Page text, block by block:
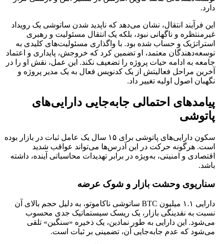
دارد.
این فرآیند انتقال، نشان می‌دهد که ناپدید شدن ساتوشی یک رویداد
غیرمنتظره و ناگهانی نبود، بلکه یک انتقال مسئولیت و رهبری
استراتژیک و حساب شده بود. با واگذاری مسئولیت‌های کلیدی به
توسعه‌دهندگان معتمد، او تضمین کرد که خروجش، پایداری و اعتماد
جامعه به ادامه حیات پروژه را تضعیف نکند. این عمل، نقش او را در
آخرین مراحل فعالیتش از یک کدنویس فعال به یک مدیر پروژه و
نگهبان اصول اولیه تغییر داد.
پیامدهای احتمالی جابه‌جایی دارایی‌های
پاتوشی
سکون دارایی‌های پاتوشی برای ۱۵ سال یک عامل ثبات در بازار بوده
است. هرگونه حرکت در این آدرس‌ها می‌تواند عواقب شدید
اقتصادی و امنیتی، به‌ویژه در برابر تهدیدات محاسباتی آینده، داشته
باشد.
سناریوی وحشت بازار و شوک عرضه
دارایی ۱.۱ میلیون BTC ساتوشی ناکاموتو، به دلیل حجم بالای آن
نسبت به نقدینگی بازار، یک ریسک سیستماتیک جدی محسوب
می‌شود. این دارایی به طور نمادین، یک ذخیره «سنگین» تلقی
می‌شود که عدم جابه‌جایی آن، تضمینی بر ثبات است.